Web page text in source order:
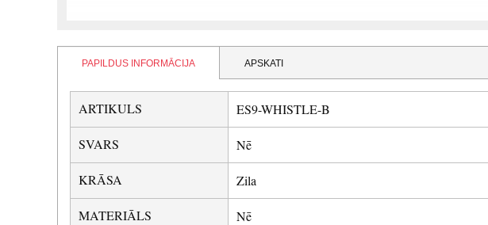
PAPILDUS INFORMĀCIJA APSKATI
ARTIKULS ES9-WHISTLE-B
SVARS Nē
KRĀSA Zila
MATERIĀLS Nē